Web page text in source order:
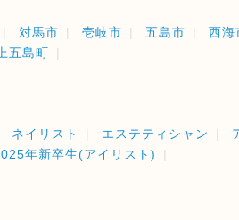
対馬市 壱岐市 五島市
西海
五島町
ネイリスト エステティシャン
年新卒生(アイリスト)